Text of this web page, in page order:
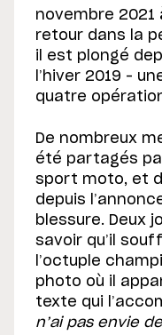
novembre 2021
retour dans la
il est plongé
l’hiver 2019 –
quatre
De nombreux
été partagés
sport moto, et
depuis
blessure. Deux
savoir qu’il
l’octuple
photo où il
texte qui
n’ai pas envie